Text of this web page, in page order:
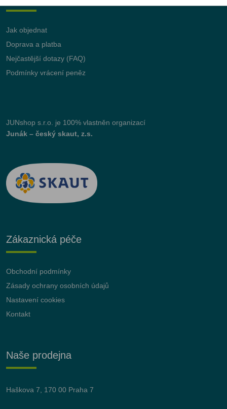
Jak objednat
Doprava a platba
Nejčastější dotazy (FAQ)
Podmínky vrácení peněz
JUNshop s.r.o.
je 100% vlastněn organizací
Junák – český skaut, z.s.
Zákaznická péče
Obchodní podmínky
Zásady ochrany osobních údajů
Nastavení cookies
Kontakt
Naše prodejna
Haškova 7, 170 00 Praha 7